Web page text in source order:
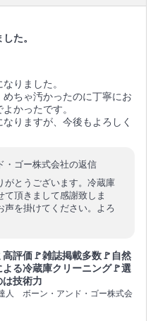
た。
りました。
ちゃ汚かったのに丁寧にお
かったです。
りますが、今後もよろしく
ゴー株式会社の返信
がとうございます。冷蔵庫
て頂きまして感謝致しま
声を掛けてください。よろ
高評価🚩雑誌掲載多数🚩自然
よる冷蔵庫クリーニング🚩選
は技術力
人 ボーン・アンド・ゴー株式会